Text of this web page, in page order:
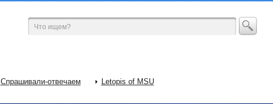
Спрашивали-отвечаем Letopis of MSU